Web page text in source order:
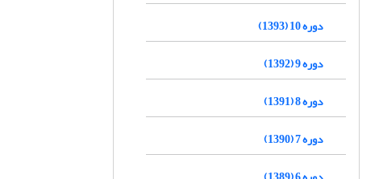
دوره 10 (1393)
دوره 9 (1392)
دوره 8 (1391)
دوره 7 (1390)